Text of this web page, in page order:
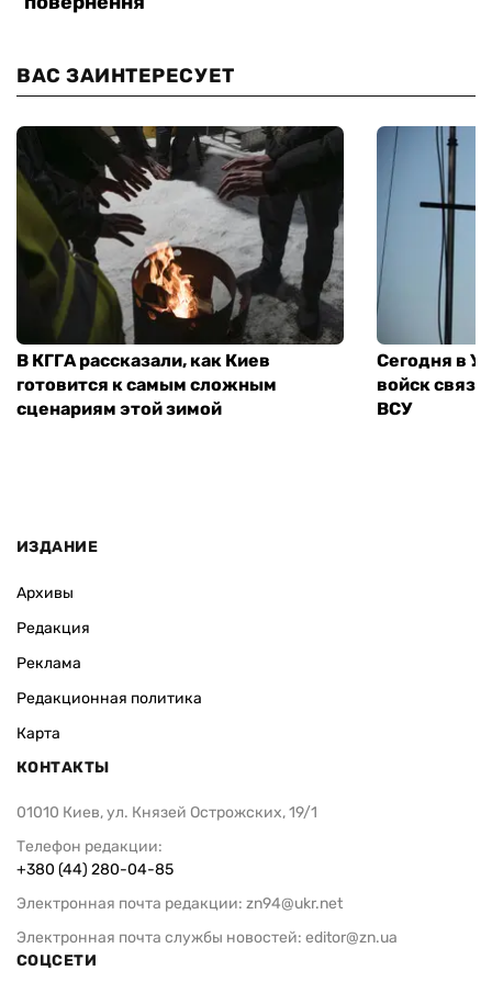
ВАС ЗАИНТЕРЕСУЕТ
В КГГА рассказали, как Киев
готовится к самым сложным
сценариям этой зимой
Сегодня в
войск
ВСУ
ИЗДАНИЕ
Архивы
Редакция
Реклама
Редакционная политика
Карта
КОНТАКТЫ
01010 Киев, ул. Князей Острожских, 19/1
Телефон редакции:
+380 (44) 280-04-85
Электронная почта редакции: zn94@ukr.net
Электронная почта службы новостей: editor@zn.ua
СОЦСЕТИ